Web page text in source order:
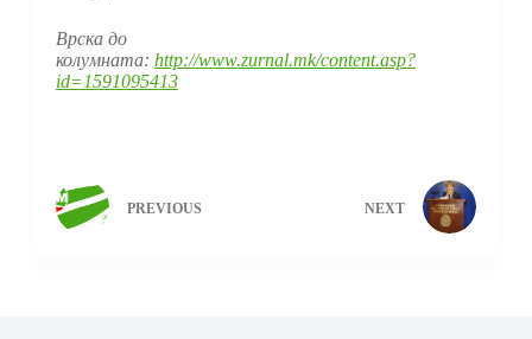
Врска до
колумната: http://www.zurnal.mk/content.asp?
id=1591095413
PREVIOUS NEXT